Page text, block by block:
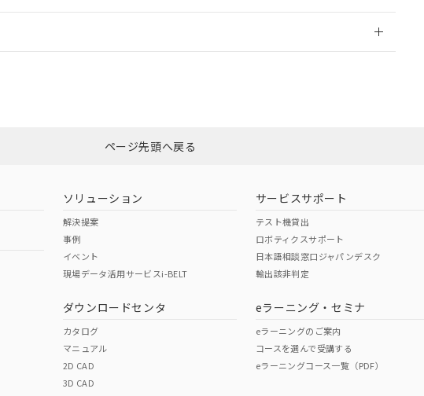
ダウンロードはこちら
O
（日本
（アメリカ
この製品の規格認証/適合状況ページへ
その他の認証はこちらのページからご検索ください
ページ先頭へ戻る
ソリューション
解決提案
事例
イベント
現場データ活用サービスi-BELT
ダウンロードセンタ
カタログ
マニュアル
2D CAD
3D CAD
サービスサポート
テスト機貸出
ロボティクスサポート
日本語相談窓口ジャパンデスク
輸出該非判定
eラーニング・セミナ
eラーニングのご案内
コースを選んで受講する
eラーニングコース一覧（PDF）